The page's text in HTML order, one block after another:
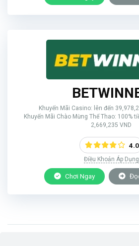
Khuyến Mãi Casino: lên đến
Khuyến Mãi Chào Mừng Thể Thao: 100%
2,669,235 VND
4.0
Điều Khoản Áp Dụng
Chơi Ngay